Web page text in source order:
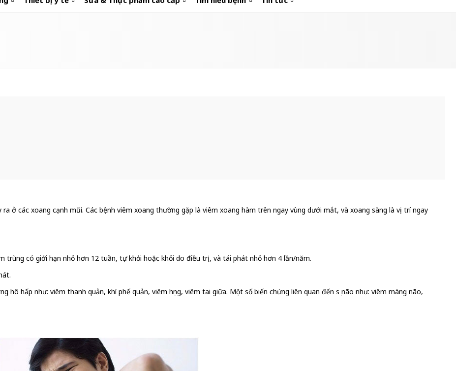
ở các xoang cạnh mũi. Các bệnh viêm xoang thường gặp là viêm xoang hàm trên ngay vùng dưới mắt, và xoang sàng là vị trí ngay
trùng có giới hạn nhỏ hơn 12 tuần, tự khỏi hoặc khỏi do điều trị, và tái phát nhỏ hơn 4 lần/năm.
hô hấp như: viêm thanh quản, khí phế quản, viêm họng, viêm tai giữa. Một số biến chứng liên quan đến sọ não như: viêm màng não,